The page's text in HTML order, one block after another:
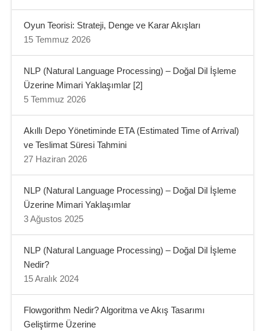
Oyun Teorisi: Strateji, Denge ve Karar Akışları
15 Temmuz 2026
NLP (Natural Language Processing) – Doğal Dil İşleme
Üzerine Mimari Yaklaşımlar [2]
5 Temmuz 2026
Akıllı Depo Yönetiminde ETA (Estimated Time of Arrival)
ve Teslimat Süresi Tahmini
27 Haziran 2026
NLP (Natural Language Processing) – Doğal Dil İşleme
Üzerine Mimari Yaklaşımlar
3 Ağustos 2025
NLP (Natural Language Processing) – Doğal Dil İşleme
Nedir?
15 Aralık 2024
Flowgorithm Nedir? Algoritma ve Akış Tasarımı
Geliştirme Üzerine